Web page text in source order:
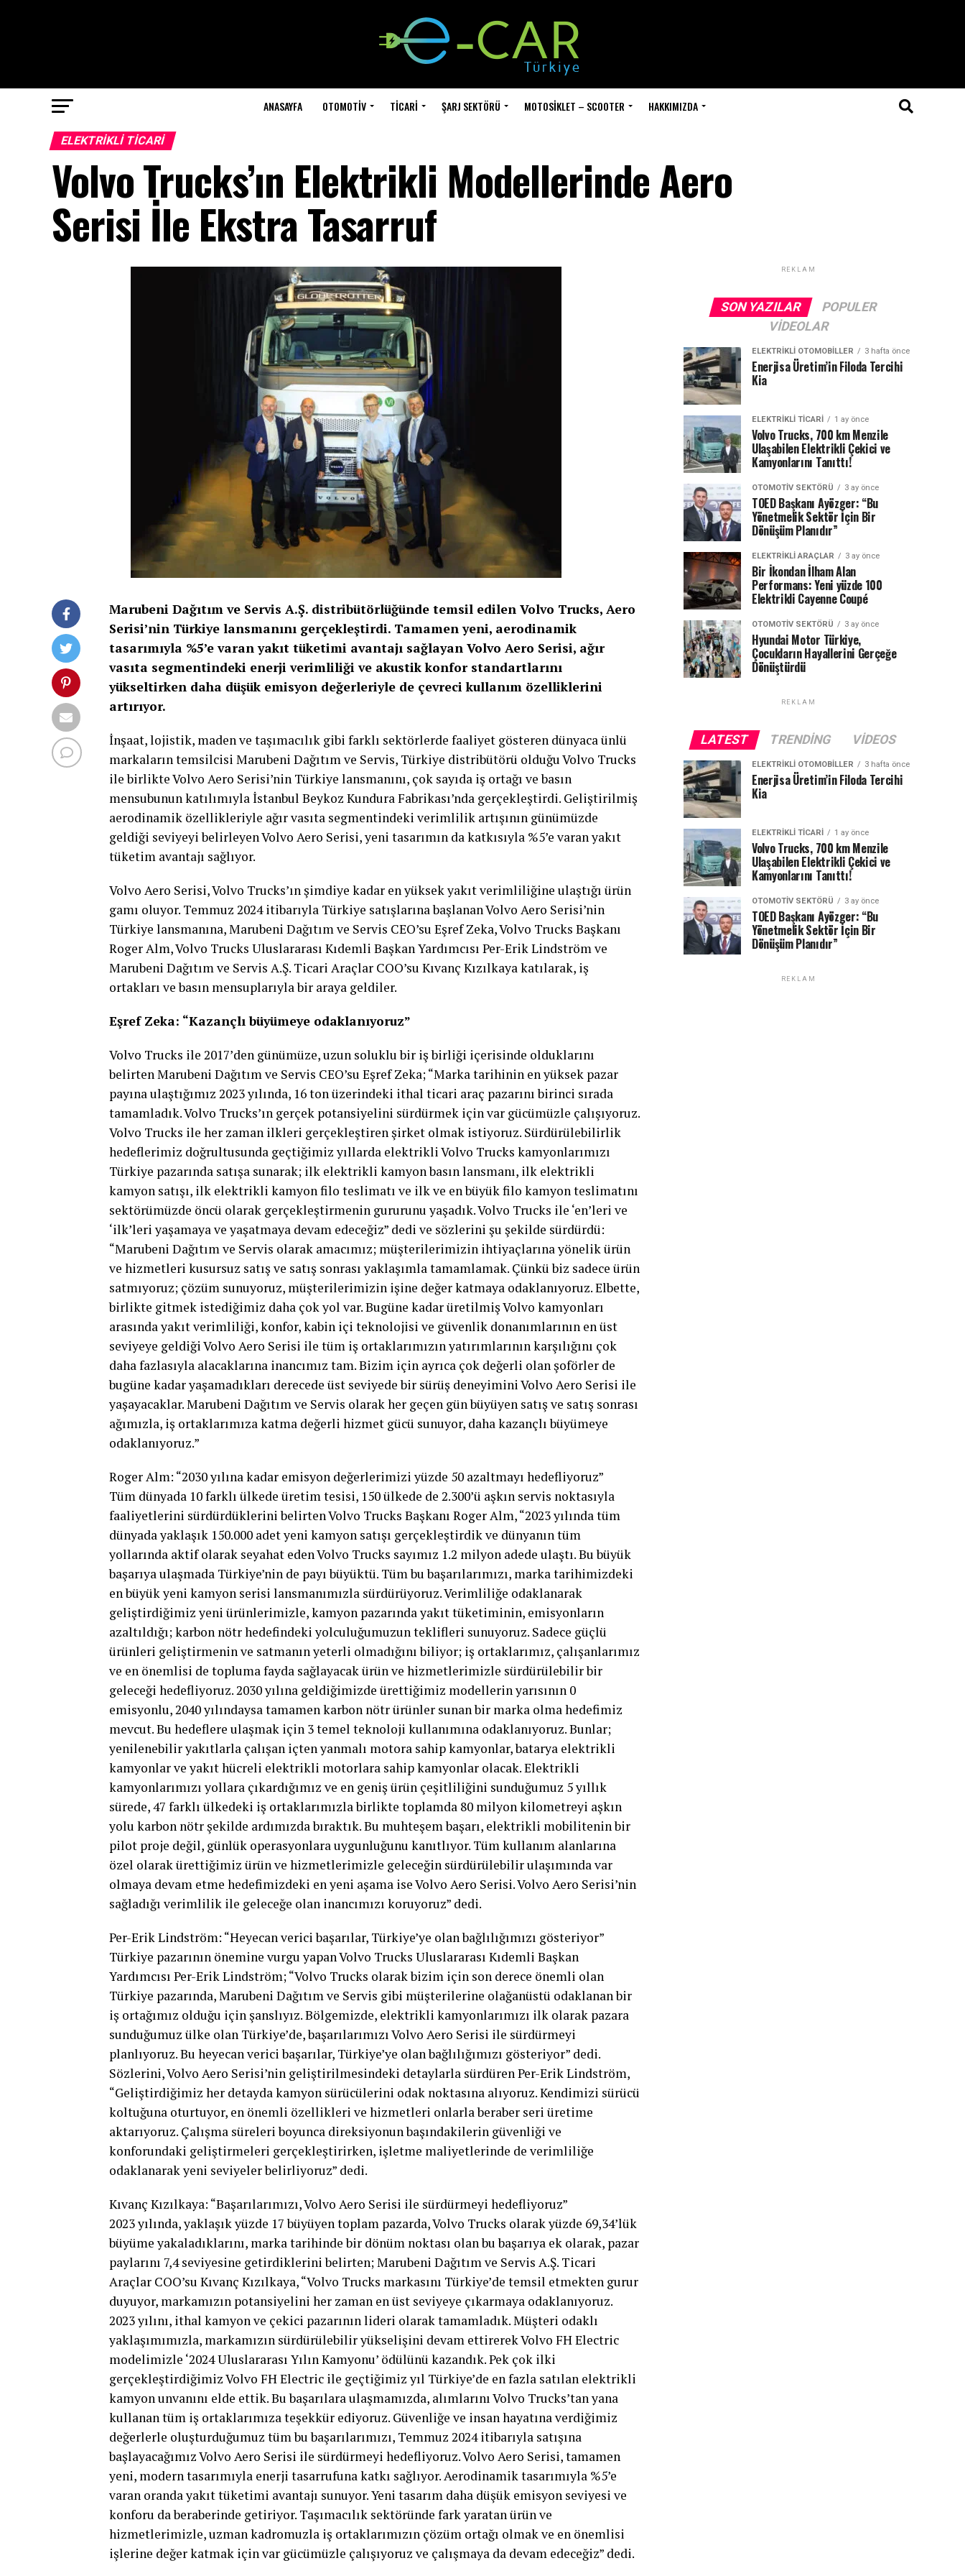
ANASAYFA OTOMOTIV TICARI ŞARJ SEKTÖRÜ MOTOSIKLET – SCOOTER HAKKIMIZDA
ELEKTRIKLI TICARI
Volvo Trucks’ın Elektrikli Modellerinde Aero
Serisi İle Ekstra Tasarruf
Marubeni Dağıtım ve Servis A.Ş. distribütörlüğünde temsil edilen Volvo Trucks, Aero
Serisi’nin Türkiye lansmanını gerçekleştirdi. Tamamen yeni, aerodinamik
tasarımıyla %5’e varan yakıt tüketimi avantajı sağlayan Volvo Aero Serisi, ağır
vasıta segmentindeki enerji verimliliği ve akustik konfor standartlarını
yükseltirken daha düşük emisyon değerleriyle de çevreci kullanım özelliklerini
artırıyor.
İnşaat, lojistik, maden ve taşımacılık gibi farklı sektörlerde faaliyet gösteren dünyaca ünlü
markaların temsilcisi Marubeni Dağıtım ve Servis, Türkiye distribütörü olduğu Volvo Trucks
ile birlikte Volvo Aero Serisi’nin Türkiye lansmanını, çok sayıda iş ortağı ve basın
mensubunun katılımıyla İstanbul Beykoz Kundura Fabrikası’nda gerçekleştirdi. Geliştirilmiş
aerodinamik özellikleriyle ağır vasıta segmentindeki verimlilik artışının günümüzde
geldiği seviyeyi belirleyen Volvo Aero Serisi, yeni tasarımın da katkısıyla %5’e varan yakıt
tüketim avantajı sağlıyor.
Volvo Aero Serisi, Volvo Trucks’ın şimdiye kadar en yüksek yakıt verimliliğine ulaştığı ürün
gamı oluyor. Temmuz 2024 itibarıyla Türkiye satışlarına başlanan Volvo Aero Serisi’nin
Türkiye lansmanına, Marubeni Dağıtım ve Servis CEO’su Eşref Zeka, Volvo Trucks Başkanı
Roger Alm, Volvo Trucks Uluslararası Kıdemli Başkan Yardımcısı Per-Erik Lindström ve
Marubeni Dağıtım ve Servis A.Ş. Ticari Araçlar COO’su Kıvanç Kızılkaya katılarak, iş
ortakları ve basın mensuplarıyla bir araya geldiler.
Eşref Zeka: “Kazançlı büyümeye odaklanıyoruz”
Volvo Trucks ile 2017’den günümüze, uzun soluklu bir iş birliği içerisinde olduklarını
belirten Marubeni Dağıtım ve Servis CEO’su Eşref Zeka; “Marka tarihinin en yüksek pazar
payına ulaştığımız 2023 yılında, 16 ton üzerindeki ithal ticari araç pazarını birinci sırada
tamamladık. Volvo Trucks’ın gerçek potansiyelini sürdürmek için var gücümüzle çalışıyoruz.
Volvo Trucks ile her zaman ilkleri gerçekleştiren şirket olmak istiyoruz. Sürdürülebilirlik
hedeflerimiz doğrultusunda geçtiğimiz yıllarda elektrikli Volvo Trucks kamyonlarımızı
Türkiye pazarında satışa sunarak; ilk elektrikli kamyon basın lansmanı, ilk elektrikli
kamyon satışı, ilk elektrikli kamyon filo teslimatı ve ilk ve en büyük filo kamyon teslimatını
sektörümüzde öncü olarak gerçekleştirmenin gururunu yaşadık. Volvo Trucks ile ‘en’leri ve
‘ilk’leri yaşamaya ve yaşatmaya devam edeceğiz” dedi ve sözlerini şu şekilde sürdürdü:
“Marubeni Dağıtım ve Servis olarak amacımız; müşterilerimizin ihtiyaçlarına yönelik ürün
ve hizmetleri kusursuz satış ve satış sonrası yaklaşımla tamamlamak. Çünkü biz sadece ürün
satmıyoruz; çözüm sunuyoruz, müşterilerimizin işine değer katmaya odaklanıyoruz. Elbette,
birlikte gitmek istediğimiz daha çok yol var. Bugüne kadar üretilmiş Volvo kamyonları
arasında yakıt verimliliği, konfor, kabin içi teknolojisi ve güvenlik donanımlarının en üst
seviyeye geldiği Volvo Aero Serisi ile tüm iş ortaklarımızın yatırımlarının karşılığını çok
daha fazlasıyla alacaklarına inancımız tam. Bizim için ayrıca çok değerli olan şoförler de
bugüne kadar yaşamadıkları derecede üst seviyede bir sürüş deneyimini Volvo Aero Serisi ile
yaşayacaklar. Marubeni Dağıtım ve Servis olarak her geçen gün büyüyen satış ve satış sonrası
ağımızla, iş ortaklarımıza katma değerli hizmet gücü sunuyor, daha kazançlı büyümeye
odaklanıyoruz.”
Roger Alm: “2030 yılına kadar emisyon değerlerimizi yüzde 50 azaltmayı hedefliyoruz”
Tüm dünyada 10 farklı ülkede üretim tesisi, 150 ülkede de 2.300’ü aşkın servis noktasıyla
faaliyetlerini sürdürdüklerini belirten Volvo Trucks Başkanı Roger Alm, “2023 yılında tüm
dünyada yaklaşık 150.000 adet yeni kamyon satışı gerçekleştirdik ve dünyanın tüm
yollarında aktif olarak seyahat eden Volvo Trucks sayımız 1.2 milyon adede ulaştı. Bu büyük
başarıya ulaşmada Türkiye’nin de payı büyüktü. Tüm bu başarılarımızı, marka tarihimizdeki
en büyük yeni kamyon serisi lansmanımızla sürdürüyoruz. Verimliliğe odaklanarak
geliştirdiğimiz yeni ürünlerimizle, kamyon pazarında yakıt tüketiminin, emisyonların
azaltıldığı; karbon nötr hedefindeki yolculuğumuzun teklifleri sunuyoruz. Sadece güçlü
ürünleri geliştirmenin ve satmanın yeterli olmadığını biliyor; iş ortaklarımız, çalışanlarımız
ve en önemlisi de topluma fayda sağlayacak ürün ve hizmetlerimizle sürdürülebilir bir
geleceği hedefliyoruz. 2030 yılına geldiğimizde ürettiğimiz modellerin yarısının 0
emisyonlu, 2040 yılındaysa tamamen karbon nötr ürünler sunan bir marka olma hedefimiz
mevcut. Bu hedeflere ulaşmak için 3 temel teknoloji kullanımına odaklanıyoruz. Bunlar;
yenilenebilir yakıtlarla çalışan içten yanmalı motora sahip kamyonlar, batarya elektrikli
kamyonlar ve yakıt hücreli elektrikli motorlara sahip kamyonlar olacak. Elektrikli
kamyonlarımızı yollara çıkardığımız ve en geniş ürün çeşitliliğini sunduğumuz 5 yıllık
sürede, 47 farklı ülkedeki iş ortaklarımızla birlikte toplamda 80 milyon kilometreyi aşkın
yolu karbon nötr şekilde ardımızda bıraktık. Bu muhteşem başarı, elektrikli mobilitenin bir
pilot proje değil, günlük operasyonlara uygunluğunu kanıtlıyor. Tüm kullanım alanlarına
özel olarak ürettiğimiz ürün ve hizmetlerimizle geleceğin sürdürülebilir ulaşımında var
olmaya devam etme hedefimizdeki en yeni aşama ise Volvo Aero Serisi. Volvo Aero Serisi’nin
sağladığı verimlilik ile geleceğe olan inancımızı koruyoruz” dedi.
Per-Erik Lindström: “Heyecan verici başarılar, Türkiye’ye olan bağlılığımızı gösteriyor”
Türkiye pazarının önemine vurgu yapan Volvo Trucks Uluslararası Kıdemli Başkan
Yardımcısı Per-Erik Lindström; “Volvo Trucks olarak bizim için son derece önemli olan
Türkiye pazarında, Marubeni Dağıtım ve Servis gibi müşterilerine olağanüstü odaklanan bir
iş ortağımız olduğu için şanslıyız. Bölgemizde, elektrikli kamyonlarımızı ilk olarak pazara
sunduğumuz ülke olan Türkiye’de, başarılarımızı Volvo Aero Serisi ile sürdürmeyi
planlıyoruz. Bu heyecan verici başarılar, Türkiye’ye olan bağlılığımızı gösteriyor” dedi.
Sözlerini, Volvo Aero Serisi’nin geliştirilmesindeki detaylarla sürdüren Per-Erik Lindström,
“Geliştirdiğimiz her detayda kamyon sürücülerini odak noktasına alıyoruz. Kendimizi sürücü
koltuğuna oturtuyor, en önemli özellikleri ve hizmetleri onlarla beraber seri üretime
aktarıyoruz. Çalışma süreleri boyunca direksiyonun başındakilerin güvenliği ve
konforundaki geliştirmeleri gerçekleştirirken, işletme maliyetlerinde de verimliliğe
odaklanarak yeni seviyeler belirliyoruz” dedi.
Kıvanç Kızılkaya: “Başarılarımızı, Volvo Aero Serisi ile sürdürmeyi hedefliyoruz”
2023 yılında, yaklaşık yüzde 17 büyüyen toplam pazarda, Volvo Trucks olarak yüzde 69,34’lük
büyüme yakaladıklarını, marka tarihinde bir dönüm noktası olan bu başarıya ek olarak, pazar
paylarını 7,4 seviyesine getirdiklerini belirten; Marubeni Dağıtım ve Servis A.Ş. Ticari
Araçlar COO’su Kıvanç Kızılkaya, “Volvo Trucks markasını Türkiye’de temsil etmekten gurur
duyuyor, markamızın potansiyelini her zaman en üst seviyeye çıkarmaya odaklanıyoruz.
2023 yılını, ithal kamyon ve çekici pazarının lideri olarak tamamladık. Müşteri odaklı
yaklaşımımızla, markamızın sürdürülebilir yükselişini devam ettirerek Volvo FH Electric
modelimizle ‘2024 Uluslararası Yılın Kamyonu’ ödülünü kazandık. Pek çok ilki
gerçekleştirdiğimiz Volvo FH Electric ile geçtiğimiz yıl Türkiye’de en fazla satılan elektrikli
kamyon unvanını elde ettik. Bu başarılara ulaşmamızda, alımlarını Volvo Trucks’tan yana
kullanan tüm iş ortaklarımıza teşekkür ediyoruz. Güvenliğe ve insan hayatına verdiğimiz
değerlerle oluşturduğumuz tüm bu başarılarımızı, Temmuz 2024 itibarıyla satışına
başlayacağımız Volvo Aero Serisi ile sürdürmeyi hedefliyoruz. Volvo Aero Serisi, tamamen
yeni, modern tasarımıyla enerji tasarrufuna katkı sağlıyor. Aerodinamik tasarımıyla %5’e
varan oranda yakıt tüketimi avantajı sunuyor. Yeni tasarım daha düşük emisyon seviyesi ve
konforu da beraberinde getiriyor. Taşımacılık sektöründe fark yaratan ürün ve
hizmetlerimizle, uzman kadromuzla iş ortaklarımızın çözüm ortağı olmak ve en önemlisi
işlerine değer katmak için var gücümüzle çalışıyoruz ve çalışmaya da devam edeceğiz” dedi.
REKLAM
SON YAZILAR
POPULER
VIDEOLAR
ELEKTRIKLI OTOMOBILLER 3 hafta önce
Enerjisa Üretim’in Filoda Tercihi
Kia
ELEKTRIKLI TICARI 1 ay önce
Volvo Trucks, 700 km Menzile
Ulaşabilen Elektrikli Çekici ve
Kamyonlarını Tanıttı!
OTOMOTIV SEKTÖRÜ 3 ay önce
TOED Başkanı Ayözger: “Bu
Yönetmelik Sektör İçin Bir
Dönüşüm Planıdır”
ELEKTRIKLI ARAÇLAR 3 ay önce
Bir İkondan İlham Alan
Performans: Yeni yüzde 100
Elektrikli Cayenne Coupé
OTOMOTIV SEKTÖRÜ 3 ay önce
Hyundai Motor Türkiye,
Çocukların Hayallerini Gerçeğe
Dönüştürdü
REKLAM
LATEST TRENDING VIDEOS
ELEKTRIKLI OTOMOBILLER 3 hafta önce
Enerjisa Üretim’in Filoda Tercihi
Kia
ELEKTRIKLI TICARI 1 ay önce
Volvo Trucks, 700 km Menzile
Ulaşabilen Elektrikli Çekici ve
Kamyonlarını Tanıttı!
OTOMOTIV SEKTÖRÜ 3 ay önce
TOED Başkanı Ayözger: “Bu
Yönetmelik Sektör İçin Bir
Dönüşüm Planıdır”
REKLAM